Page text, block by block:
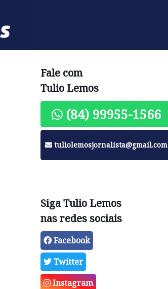
Fale com
Tulio Lemos
(84) 99955-1566
tuliolemosjornalista@gmail.com
Siga Tulio Lemos
nas redes sociais
Facebook
Twitter
Instagram